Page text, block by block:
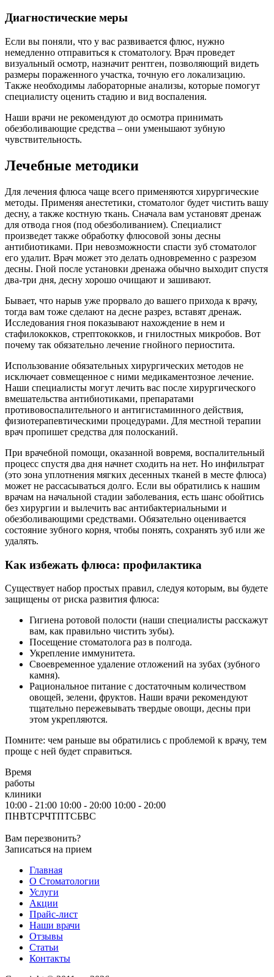
Диагностические меры
Если вы поняли, что у вас развивается флюс, нужно
немедленно отправиться к стоматологу. Врач проведет
визуальный осмотр, назначит рентген, позволяющий видеть
размеры пораженного участка, точную его локализацию.
Также необходимы лабораторные анализы, которые помогут
специалисту оценить стадию и вид воспаления.
Наши врачи не рекомендуют до осмотра принимать
обезболивающие средства – они уменьшают зубную
чувствительность.
Лечебные методики
Для лечения флюса чаще всего применяются хирургические
методы. Применяя анестетики, стоматолог будет чистить вашу
десну, а также костную ткань. Сначала вам установят дренаж
для отвода гноя (под обезболиванием). Специалист
произведет также обработку флюсовой зоны десны
антибиотиками. При невозможности спасти зуб стоматолог
его удалит. Врач может это делать одновременно с разрезом
десны. Гной после установки дренажа обычно выходит спустя
два-три дня, десну хорошо очищают и зашивают.
Бывает, что нарыв уже прорвало до вашего прихода к врачу,
тогда вам тоже сделают на десне разрез, вставят дренаж.
Исследования гноя показывают нахождение в нем и
стафилококков, стрептококков, и гнилостных микробов. Вот
почему так обязательно лечение гнойного периостита.
Использование обязательных хирургических методов не
исключает совмещенное с ними медикаментозное лечение.
Наши специалисты могут лечить вас после хирургического
вмешательства антибиотиками, препаратами
противовоспалительного и антигистаминного действия,
физиотерапевтическими процедурами. Для местной терапии
врач пропишет средства для полосканий.
При врачебной помощи, оказанной вовремя, воспалительный
процесс спустя два дня начнет сходить на нет. Но инфильтрат
(это зона уплотнения мягких десенных тканей в месте флюса)
может не рассасываться долго. Если вы обратились к нашим
врачам на начальной стадии заболевания, есть шанс обойтись
без хирургии и вылечить вас антибактериальными и
обезболивающими средствами. Обязательно оценивается
состояние зубного корня, чтобы понять, сохранять зуб или же
удалять.
Как избежать флюса: профилактика
Существует набор простых правил, следуя которым, вы будете
защищены от риска развития флюса:
Гигиена ротовой полости (наши специалисты расскажут
вам, как правильно чистить зубы).
Посещение стоматолога раз в полгода.
Укрепление иммунитета.
Своевременное удаление отложений на зубах (зубного
камня).
Рациональное питание с достаточным количеством
овощей, зелени, фруктов. Наши врачи рекомендуют
тщательно пережевывать твердые овощи, десны при
этом укрепляются.
Помните: чем раньше вы обратились с проблемой к врачу, тем
проще с ней будет справиться.
Время
работы
клиники
10:00 - 21:00 10:00 - 20:00 10:00 - 20:00
ПНВТСРЧТПТСБВС
Вам перезвонить?
Записаться на прием
Главная
О Стоматологии
Услуги
Акции
Прайс-лист
Наши врачи
Отзывы
Статьи
Контакты